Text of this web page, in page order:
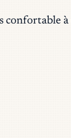
confortable